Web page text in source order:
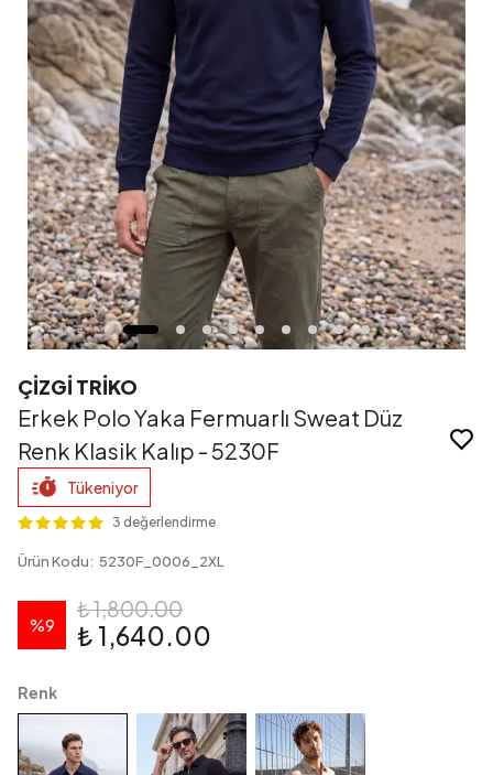
ÇİZGİ TRİKO
Erkek Polo Yaka Fermuarlı Sweat Düz
Renk Klasik Kalıp - 5230F
Tükeniyor
3 değerlendirme
Ürün Kodu: 5230F_0006_2XL
%9
₺ 1,800.00
₺ 1,640.00
Renk